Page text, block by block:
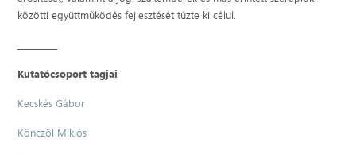
közötti együttműködés fejlesztését tűzte ki célul.
Kutatócsoport tagjai
Kecskés Gábor
Könczöl Miklós